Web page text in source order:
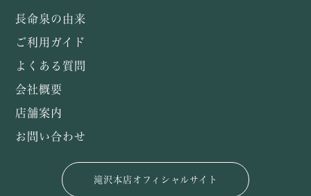
長命泉の由来
ご利用ガイド
よくある質問
会社概要
店舗案内
お問い合わせ
滝沢本店オフィシャルサイト